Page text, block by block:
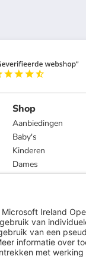
Shop
Aanbiedingen
Baby's
Kinderen
Dames
Heren